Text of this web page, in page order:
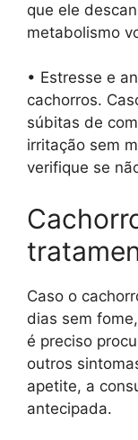
que ele
metabolismo
• Estresse e
cachorros.
súbitas de
irritação sem
verifique se
Caso o
dias sem
é preciso
outros
apetite, a
antecipada.